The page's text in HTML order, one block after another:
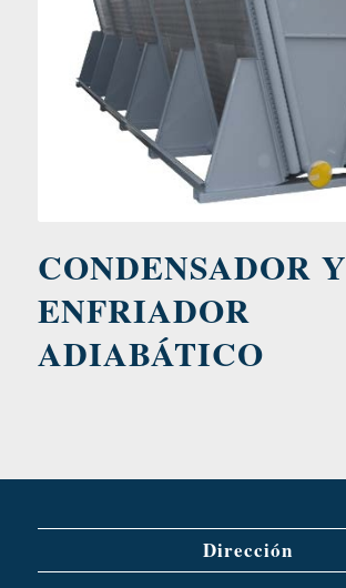
CONDENSADOR Y
ENFRIADOR
ADIABÁTICO
Dirección